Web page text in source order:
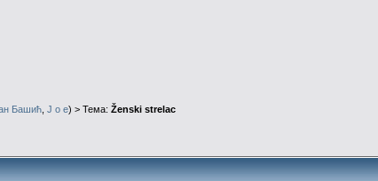
Башић J o e) > Тема: Ženski strelac